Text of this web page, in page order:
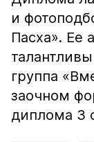
и
Пасха». Ее
группа
заочном
диплома 3